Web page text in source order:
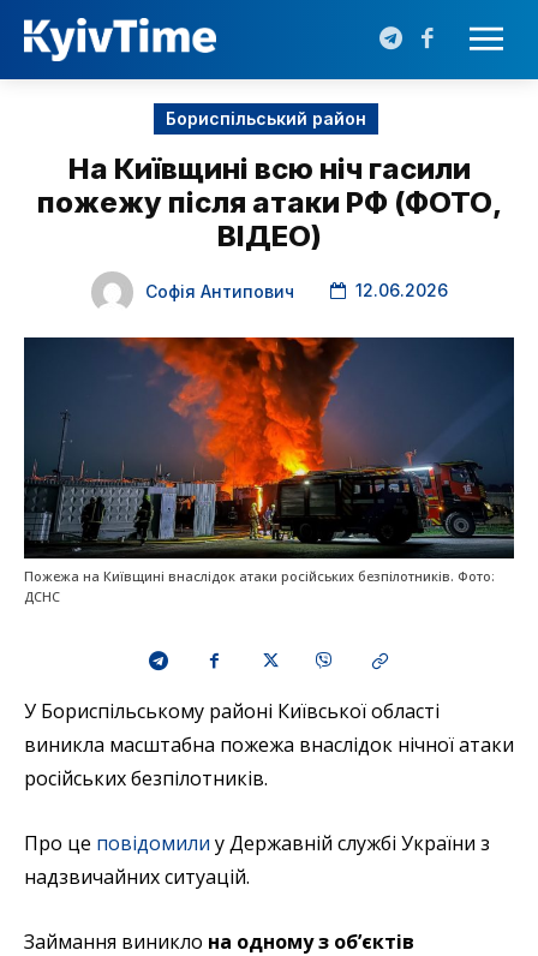
Бориспільський район
На Київщині всю ніч гасили
пожежу після атаки РФ (ФОТО,
ВІДЕО)
Софія Антипович 12.06.2026
Пожежа на Київщині внаслідок атаки російських безпілотників. Фото:
ДСНС
У Бориспільському районі Київської області
виникла масштабна пожежа внаслідок нічної атаки
російських безпілотників.
Про це повідомили у Державній службі України з
надзвичайних ситуацій.
Займання виникло на одному з об’єктів